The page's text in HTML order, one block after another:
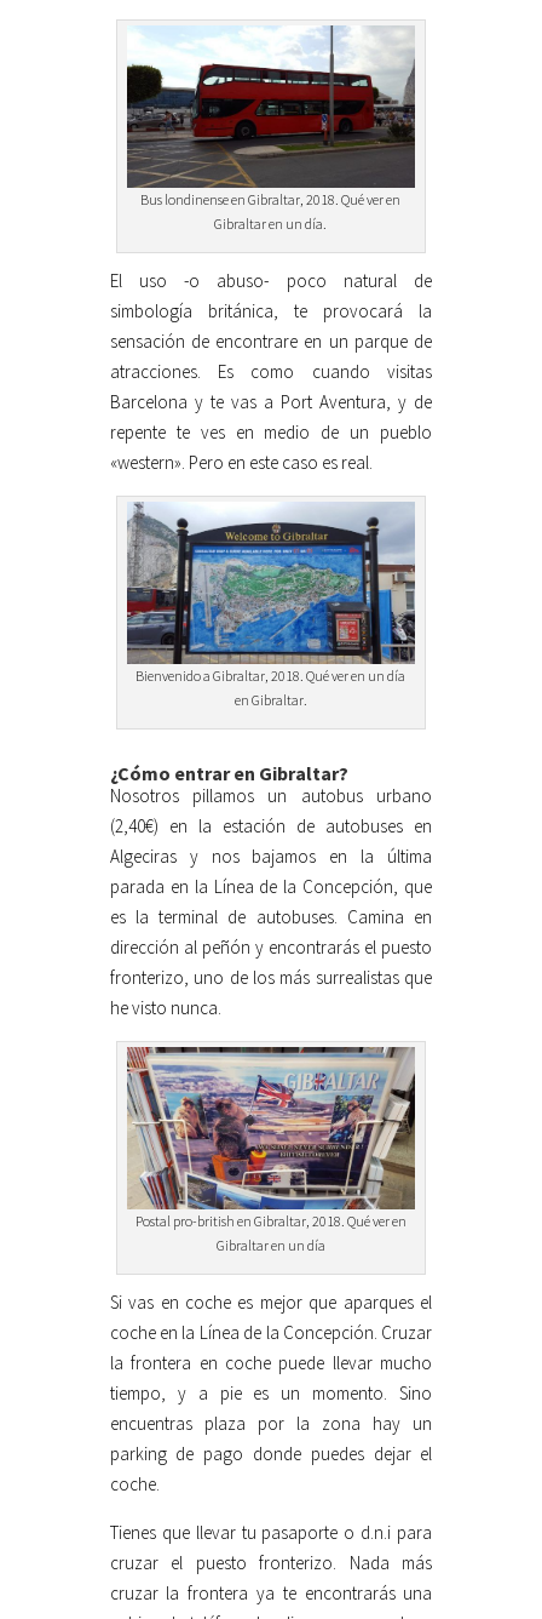
Bus londinense en Gibraltar, 2018. Qué ver en
Gibraltar en un día.
El uso -o abuso- poco natural de
simbología británica, te provocará la
sensación de encontrare en un parque de
atracciones. Es como cuando visitas
Barcelona y te vas a Port Aventura, y de
repente te ves en medio de un pueblo
«western». Pero en este caso es real.
Bienvenido a Gibraltar, 2018. Qué ver en un día
en Gibraltar.
¿Cómo entrar en Gibraltar?
Nosotros pillamos un autobus urbano
(2,40€) en la estación de autobuses en
Algeciras y nos bajamos en la última
parada en la Línea de la Concepción, que
es la terminal de autobuses. Camina en
dirección al peñón y encontrarás el puesto
fronterizo, uno de los más surrealistas que
he visto nunca.
Postal pro-british en Gibraltar, 2018. Qué ver en
Gibraltar en un día
Si vas en coche es mejor que aparques el
coche en la Línea de la Concepción. Cruzar
la frontera en coche puede llevar mucho
tiempo, y a pie es un momento. Sino
encuentras plaza por la zona hay un
parking de pago donde puedes dejar el
coche.
Tienes que llevar tu pasaporte o d.n.i para
cruzar el puesto fronterizo. Nada más
cruzar la frontera ya te encontrarás una